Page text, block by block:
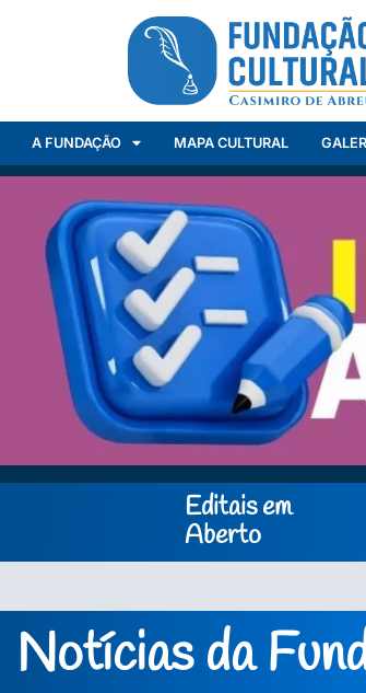
A FUNDAÇÃO MAPA CULTURAL
Editais em
Aberto
Notícias da